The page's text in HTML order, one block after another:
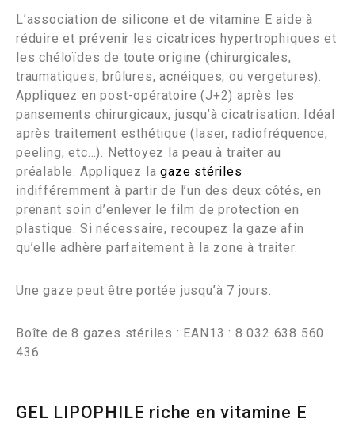
L’association de silicone et de vitamine E aide à
réduire et prévenir les cicatrices hypertrophiques et
les chéloïdes de toute origine (chirurgicales,
traumatiques, brûlures, acnéiques, ou vergetures).
Appliquez en post-opératoire (J+2) après les
pansements chirurgicaux, jusqu’à cicatrisation. Idéal
après traitement esthétique (laser, radiofréquence,
peeling, etc…). Nettoyez la peau à traiter au
préalable. Appliquez lagaze stériles
indifféremment à partir de l’un des deux côtés, en
prenant soin d’enlever le film de protection en
plastique. Si nécessaire, recoupez la gaze afin
qu’elle adhère parfaitement à la zone à traiter.
Une gaze peut être portée jusqu’à 7 jours.
Boîte de 8 gazes stériles : EAN13 : 8 032 638 560
436
GEL LIPOPHILE riche en vitamine E